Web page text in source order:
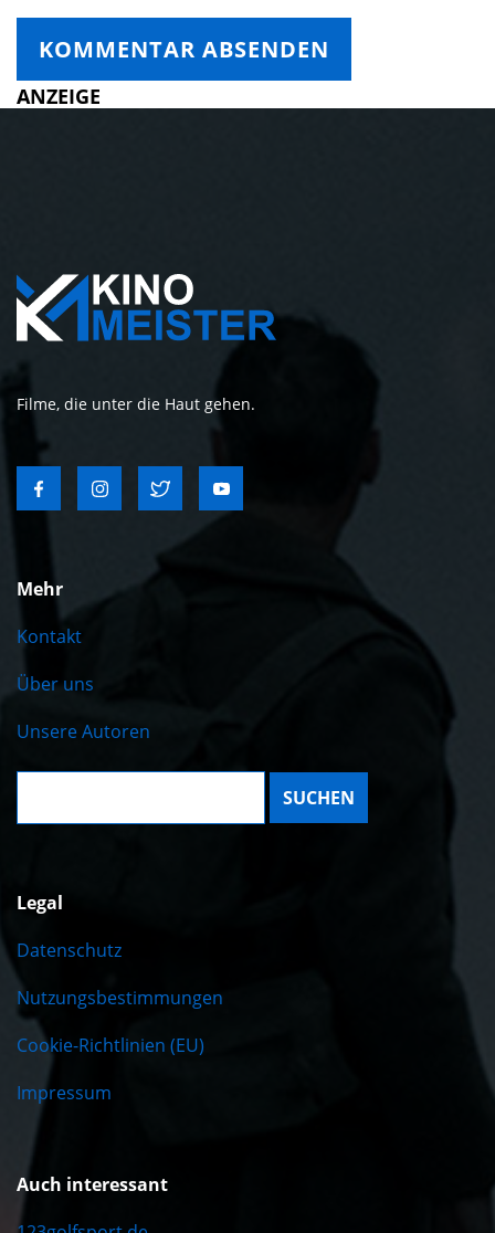
ANZEIGE
Filme, die unter die Haut gehen.
Mehr
Kontakt
Über uns
Unsere Autoren
Suche:
Legal
Datenschutz
Nutzungsbestimmungen
Cookie-Richtlinien (EU)
Impressum
Auch interessant